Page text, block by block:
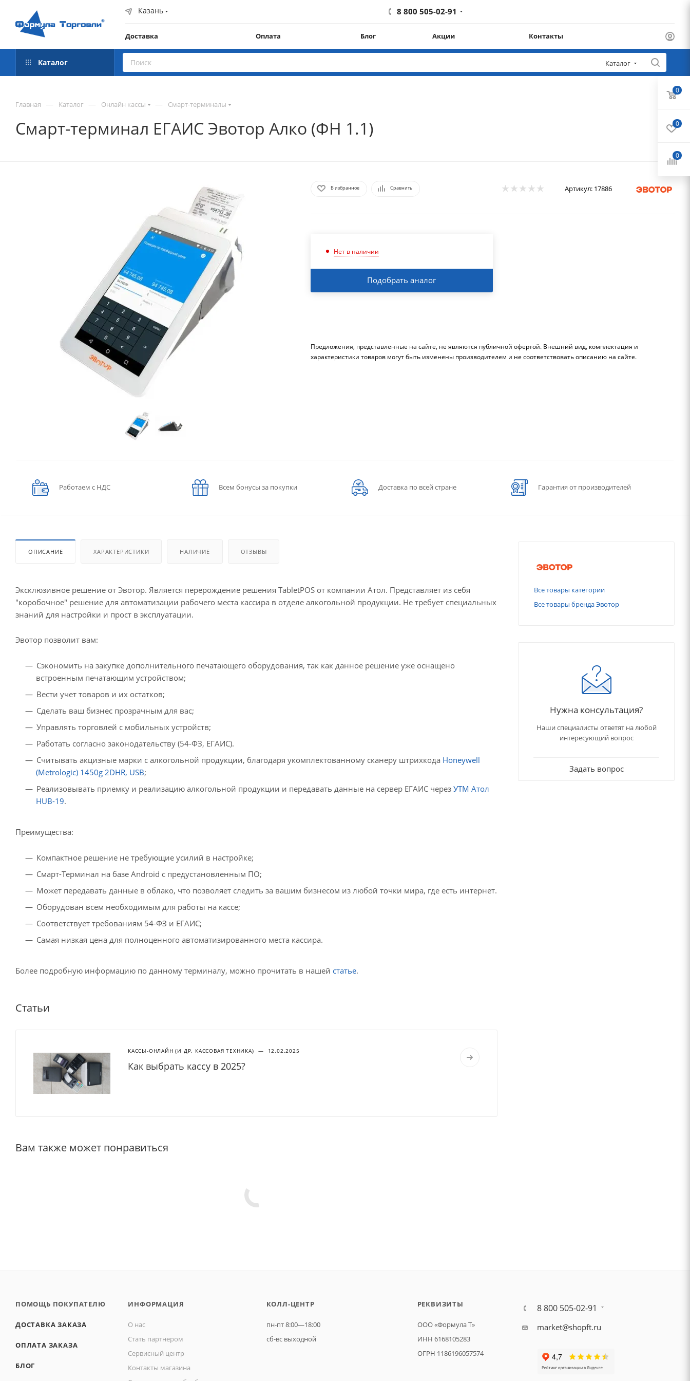
Казань 8 800 505-02-91
Доставка Оплата Блог Акции Контакты
Каталог Каталог
Главная — Каталог — Онлайн кассы — Смарт-терминалы
Смарт-терминал ЕГАИС Эвотор Алко (ФН 1.1)
В избранное Сравнить Артикул: 17886
Нет в наличии
Подобрать аналог
Предложения, представленные на сайте, не являются публичной офертой. Внешний вид, комплектация и
характеристики товаров могут быть изменены производителем и не соответствовать описанию на сайте.
Работаем с НДС Всем бонусы за покупки Доставка по всей стране Гарантия от производителей
ОПИСАНИЕ ХАРАКТЕРИСТИКИ НАЛИЧИЕ ОТЗЫВЫ
Эксклюзивное решение от Эвотор. Является перерождение решения TabletPOS от компании Атол. Представляет из себя
"коробочное" решение для автоматизации рабочего места кассира в отделе алкогольной продукции. Не требует специальных
знаний для настройки и прост в эксплуатации.
Эвотор позволит вам:
Сэкономить на закупке дополнительного печатающего оборудования, так как данное решение уже оснащено
встроенным печатающим устройством;
Вести учет товаров и их остатков;
Сделать ваш бизнес прозрачным для вас;
Управлять торговлей с мобильных устройств;
Работать согласно законодательству (54-ФЗ, ЕГАИС).
Считывать акцизные марки с алкогольной продукции, благодаря укомплектованному сканеру штрихкода Honeywell
(Metrologic) 1450g 2DHR, USB;
Реализовывать приемку и реализацию алкогольной продукции и передавать данные на сервер ЕГАИС через УТМ Атол
HUB-19.
Преимущества:
Компактное решение не требующие усилий в настройке;
Смарт-Терминал на базе Android с предустановленным ПО;
Может передавать данные в облако, что позволяет следить за вашим бизнесом из любой точки мира, где есть интернет.
Оборудован всем необходимым для работы на кассе;
Соответствует требованиям 54-ФЗ и ЕГАИС;
Самая низкая цена для полноценного автоматизированного места кассира.
Более подробную информацию по данному терминалу, можно прочитать в нашей статье.
Статьи
КАССЫ-ОНЛАЙН (И ДР. КАССОВАЯ ТЕХНИКА) — 12.02.2025
Как выбрать кассу в 2025?
Вам также может понравиться
Все товары категории
Все товары бренда Эвотор
Нужна консультация?
Наши специалисты ответят на любой
интересующий вопрос
Задать вопрос
ПОМОЩЬ ПОКУПАТЕЛЮ
ДОСТАВКА ЗАКАЗА
ОПЛАТА ЗАКАЗА
БЛОГ
ИНФОРМАЦИЯ
О нас
Стать партнером
Сервисный центр
Контакты магазина
КОЛЛ-ЦЕНТР
пн-пт 8:00—18:00
сб-вс выходной
РЕКВИЗИТЫ
ООО «Формула Т»
ИНН 6168105283
ОГРН 1186196057574
8 800 505-02-91
market@shopft.ru
0
0
0